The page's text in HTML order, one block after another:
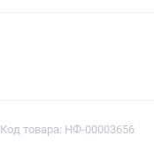
Код товара: НФ-00003656